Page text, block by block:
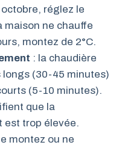
octobre, réglez le
maison ne chauffe
montez de 2°C.
: la chaudière
(30-45 minutes)
(5-10 minutes).
que la
est trop élevée.
montez ou ne